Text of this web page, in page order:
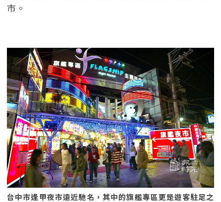
市。
台中市逢甲夜市遠近馳名，其中的旗艦專區更是遊客駐足之